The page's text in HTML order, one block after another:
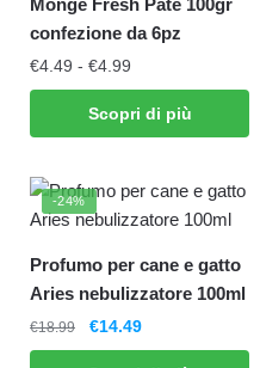
Monge Fresh Patè 100gr
confezione da 6pz
€4.49 - €4.99
Scopri di più
-24%
Profumo per cane e gatto
Aries nebulizzatore 100ml
€18.99 €14.49